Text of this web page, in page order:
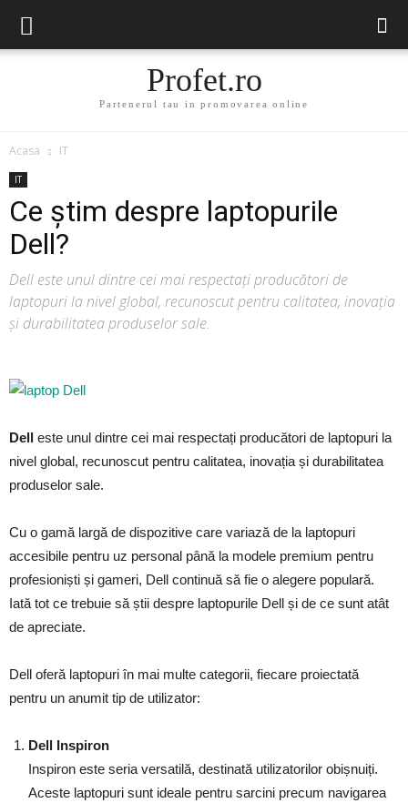
Profet.ro
Partenerul tau in promovarea online
Acasa IT
IT
Ce știm despre laptopurile
Dell?
Dell este unul dintre cei mai respectați producători de
laptopuri la nivel global, recunoscut pentru calitatea, inovația
și durabilitatea produselor sale.
Dell este unul dintre cei mai respectați producători de laptopuri la
nivel global, recunoscut pentru calitatea, inovația și durabilitatea
produselor sale.
Cu o gamă largă de dispozitive care variază de la laptopuri
accesibile pentru uz personal până la modele premium pentru
profesioniști și gameri, Dell continuă să fie o alegere populară.
Iată tot ce trebuie să știi despre laptopurile Dell și de ce sunt atât
de apreciate.
Dell oferă laptopuri în mai multe categorii, fiecare proiectată
pentru un anumit tip de utilizator:
Dell Inspiron
Inspiron este seria versatilă, destinată utilizatorilor obișnuiți.
Aceste laptopuri sunt ideale pentru sarcini precum navigarea